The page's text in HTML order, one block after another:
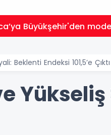
Büyükşehir'den
Beklenti Endeksi 101,5’e Çıktı